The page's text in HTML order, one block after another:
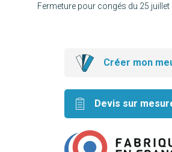
Fermeture pour congés du 25 juillet
Créer mon
Devis sur